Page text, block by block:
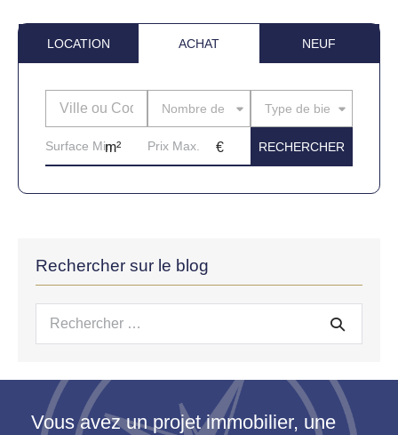
LOCATION ACHAT NEUF
Nombre de piècesType de bien
Rechercher sur le blog
Recherche
Vous avez un projet immobilier, une